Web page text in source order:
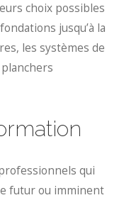
choix possibles
jusqu’à la
les systèmes de
qui
futur ou imminent